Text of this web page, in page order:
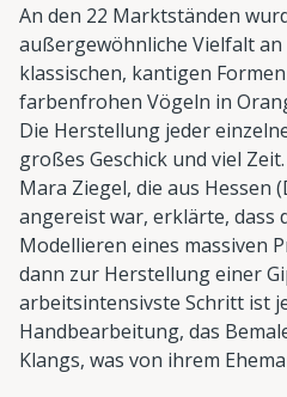
An den 22 Marktständen
außergewöhnliche Vielfalt
klassischen, kantigen
farbenfrohen Vögeln in
Die Herstellung jeder
großes Geschick und viel
Mara Ziegel, die aus Hessen
angereist war, erklärte, dass
Modellieren eines massiven
dann zur Herstellung einer
arbeitsintensivste Schritt ist
Handbearbeitung, das
Klangs, was von ihrem